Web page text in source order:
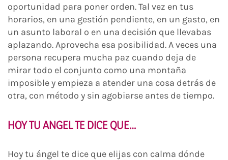
oportunidad para poner orden. Tal vez en tus
horarios, en una gestión pendiente, en un gasto, en
un asunto laboral o en una decisión que llevabas
aplazando. Aprovecha esa posibilidad. A veces una
persona recupera mucha paz cuando deja de
mirar todo el conjunto como una montaña
imposible y empieza a atender una cosa detrás de
otra, con método y sin agobiarse antes de tiempo.
HOY TU ANGEL TE DICE QUE…
Hoy tu ángel te dice que elijas con calma dónde